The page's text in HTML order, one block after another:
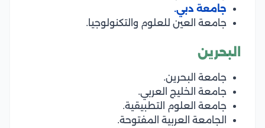
جامعة دبي.
جامعة العين للعلوم والتكنولوجيا.
البحرين
جامعة البحرين.
جامعة الخليج العربي.
جامعة العلوم التطبيقية.
الجامعة العربية المفتوحة.